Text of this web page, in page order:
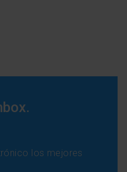
los mejores